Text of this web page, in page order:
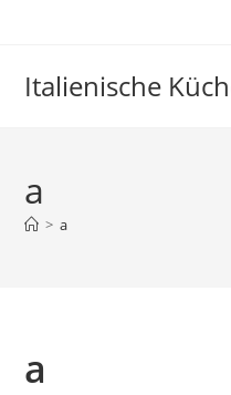
Italienische
a
> a
a